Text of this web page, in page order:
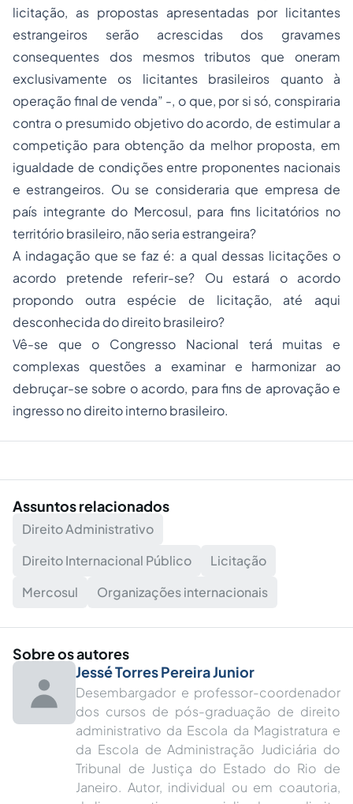
licitação, as propostas apresentadas por licitantes
estrangeiros serão acrescidas dos gravames
consequentes dos mesmos tributos que oneram
exclusivamente os licitantes brasileiros quanto à
operação final de venda” -, o que, por si só, conspiraria
contra o presumido objetivo do acordo, de estimular a
competição para obtenção da melhor proposta, em
igualdade de condições entre proponentes nacionais
e estrangeiros. Ou se consideraria que empresa de
país integrante do Mercosul, para fins licitatórios no
território brasileiro, não seria estrangeira?
A indagação que se faz é: a qual dessas licitações o
acordo pretende referir-se? Ou estará o acordo
propondo outra espécie de licitação, até aqui
desconhecida do direito brasileiro?
Vê-se que o Congresso Nacional terá muitas e
complexas questões a examinar e harmonizar ao
debruçar-se sobre o acordo, para fins de aprovação e
ingresso no direito interno brasileiro.
Assuntos relacionados
Direito Administrativo
Direito Internacional Público
Licitação
Mercosul
Organizações internacionais
Sobre os autores
Jessé Torres Pereira Junior
Desembargador e professor-coordenador
dos cursos de pós-graduação de direito
administrativo da Escola da Magistratura e
da Escola de Administração Judiciária do
Tribunal de Justiça do Estado do Rio de
Janeiro. Autor, individual ou em coautoria,